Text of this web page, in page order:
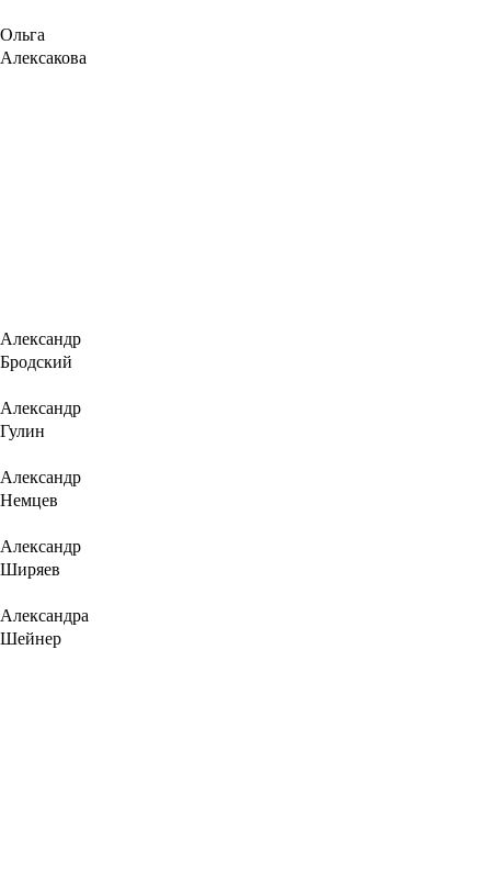
Ольга
Алексакова
Александр
Бродский
Александр
Гулин
Александр
Немцев
Александр
Ширяев
Александра
Шейнер